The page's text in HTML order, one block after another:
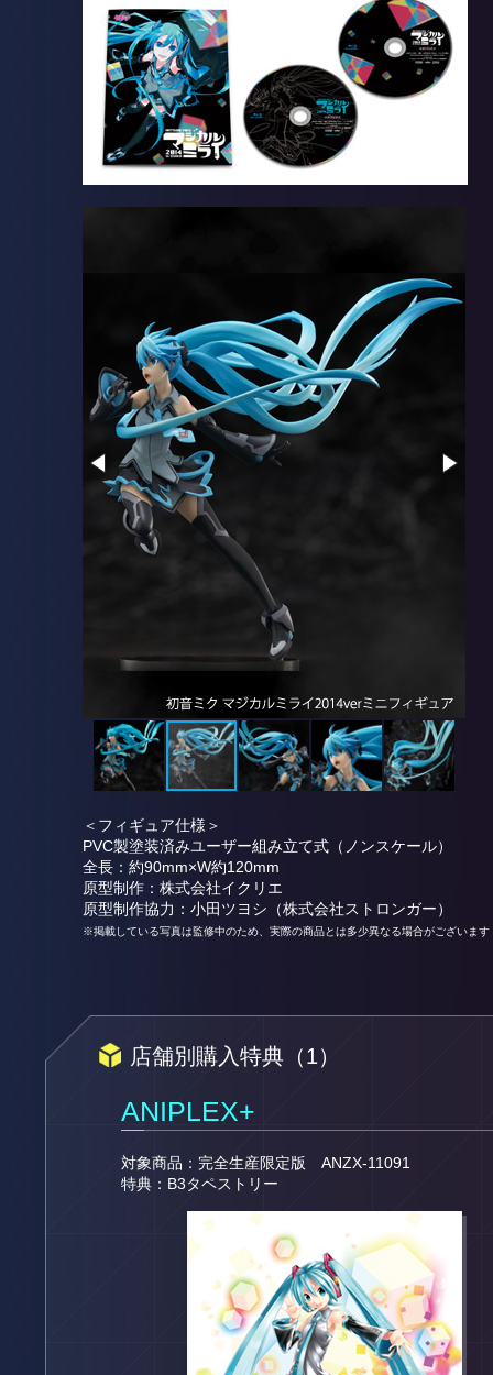
＜フィギュア仕様＞
PVC製塗装済みユーザー組み立て式（ノンスケール）
全長：約90mm×W約120mm
原型制作：株式会社イクリエ
原型制作協力：小田ツヨシ（株式会社ストロンガー）
※掲載している写真は監修中のため、実際の商品とは多少異なる場合がございます
店舗別購入特典（1）
ANIPLEX+
対象商品：完全生産限定版 ANZX-11091
特典：B3タペストリー